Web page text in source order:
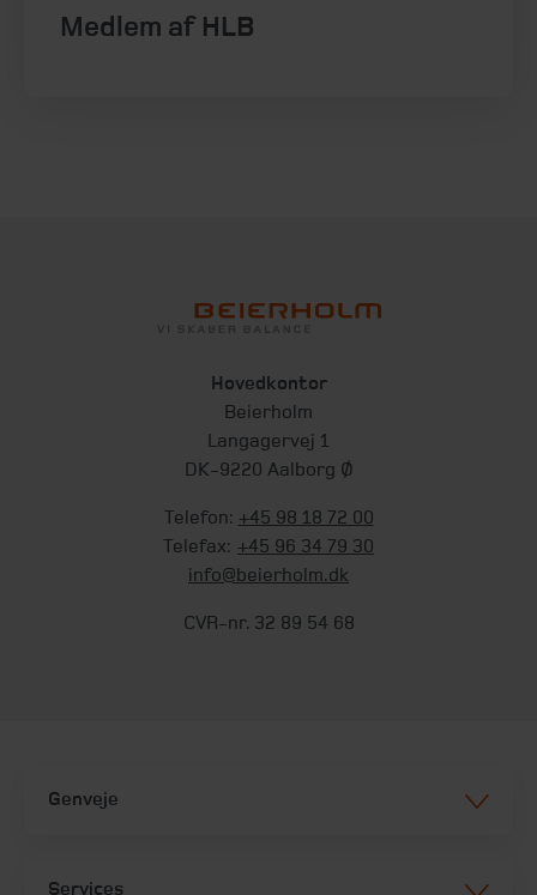
Medlem af HLB
Hovedkontor
Beierholm
Langagervej 1
DK-9220 Aalborg Ø
Telefon: +45 98 18 72 00
Telefax: +45 96 34 79 30
info@beierholm.dk
CVR-nr. 32 89 54 68
Genveje
Services